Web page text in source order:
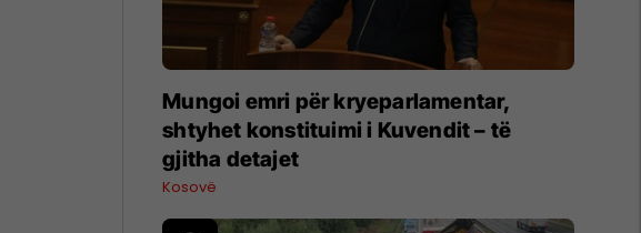
Mungoi emri për kryeparlamentar,
shtyhet konstituimi i Kuvendit – të
gjitha detajet
Kosovë